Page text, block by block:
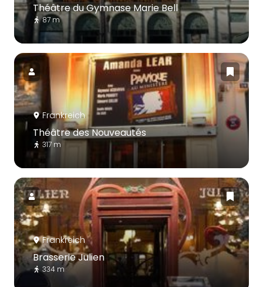
Théâtre du Gymnase Marie Bell
87 m
Frankreich
Théâtre des Nouveautés
317 m
Frankreich
Brasserie Julien
334 m